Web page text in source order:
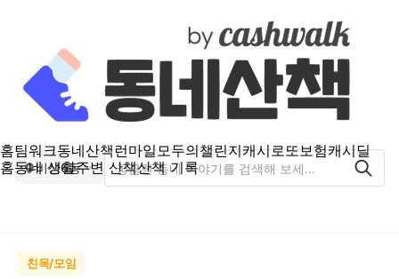
홈팀워크동네산책런마일모두의챌린지캐시로또보험캐시딜
홈동네 생활주변 산책산책 기록
비산6동
친목/모임